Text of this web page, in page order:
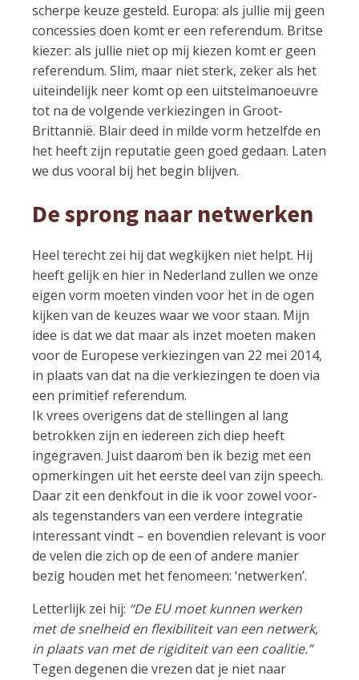
scherpe keuze gesteld. Europa: als jullie mij geen
concessies doen komt er een referendum. Britse
kiezer: als jullie niet op mij kiezen komt er geen
referendum. Slim, maar niet sterk, zeker als het
uiteindelijk neer komt op een uitstelmanoeuvre
tot na de volgende verkiezingen in Groot-
Brittannië. Blair deed in milde vorm hetzelfde en
het heeft zijn reputatie geen goed gedaan. Laten
we dus vooral bij het begin blijven.
De sprong naar netwerken
Heel terecht zei hij dat wegkijken niet helpt. Hij
heeft gelijk en hier in Nederland zullen we onze
eigen vorm moeten vinden voor het in de ogen
kijken van de keuzes waar we voor staan. Mijn
idee is dat we dat maar als inzet moeten maken
voor de Europese verkiezingen van 22 mei 2014,
in plaats van dat na die verkiezingen te doen via
een primitief referendum.
Ik vrees overigens dat de stellingen al lang
betrokken zijn en iedereen zich diep heeft
ingegraven. Juist daarom ben ik bezig met een
opmerkingen uit het eerste deel van zijn speech.
Daar zit een denkfout in die ik voor zowel voor-
als tegenstanders van een verdere integratie
interessant vindt – en bovendien relevant is voor
de velen die zich op de een of andere manier
bezig houden met het fenomeen: ‘netwerken’.
Letterlijk zei hij: “De EU moet kunnen werken
met de snelheid en flexibiliteit van een netwerk,
in plaats van met de rigiditeit van een coalitie.”
Tegen degenen die vrezen dat je niet naar